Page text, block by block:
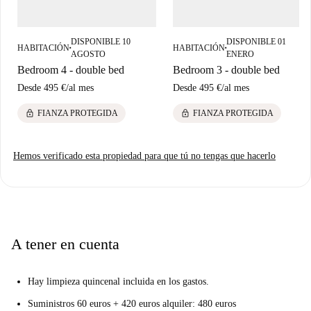
HABITACIÓN■
DISPONIBLE 10
AGOSTO
Bedroom 4 - double bed
Desde 495 €/al mes
lock FIANZA PROTEGIDA
HABITACIÓN■
DISPONIBLE 01
ENERO
Bedroom 3 - double bed
Desde 495 €/al mes
lock FIANZA PROTEGIDA
Hemos verificado esta propiedad para que tú no tengas que hacerlo
A tener en cuenta
Hay limpieza quincenal incluida en los gastos.
Suministros 60 euros + 420 euros alquiler: 480 euros